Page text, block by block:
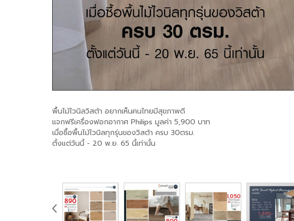
พื้นไม้ไวนิลวิสต้า อยากเห็นคนไทยมีสุขภาพดี
แจกฟรีเครื่องฟอกอากาศ Philips มูลค่า 5,900 บาท
เมื่อซื้อพื้นไม้ไวนิลทุกรุ่นของวิสต้า ครบ 30ตรม.
ตั้งแต่วันนี้ - 20 พ.ย. 65 นี้เท่านั้น